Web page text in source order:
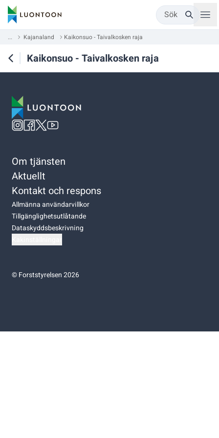
Sök
... Kajanaland Kaikonsuo - Taivalkosken raja
Kaikonsuo - Taivalkosken raja
Om tjänsten
Aktuellt
Kontakt och respons
Allmänna användarvillkor
Tillgänglighetsutlåtande
Dataskyddsbeskrivning
©Forststyrelsen 2026